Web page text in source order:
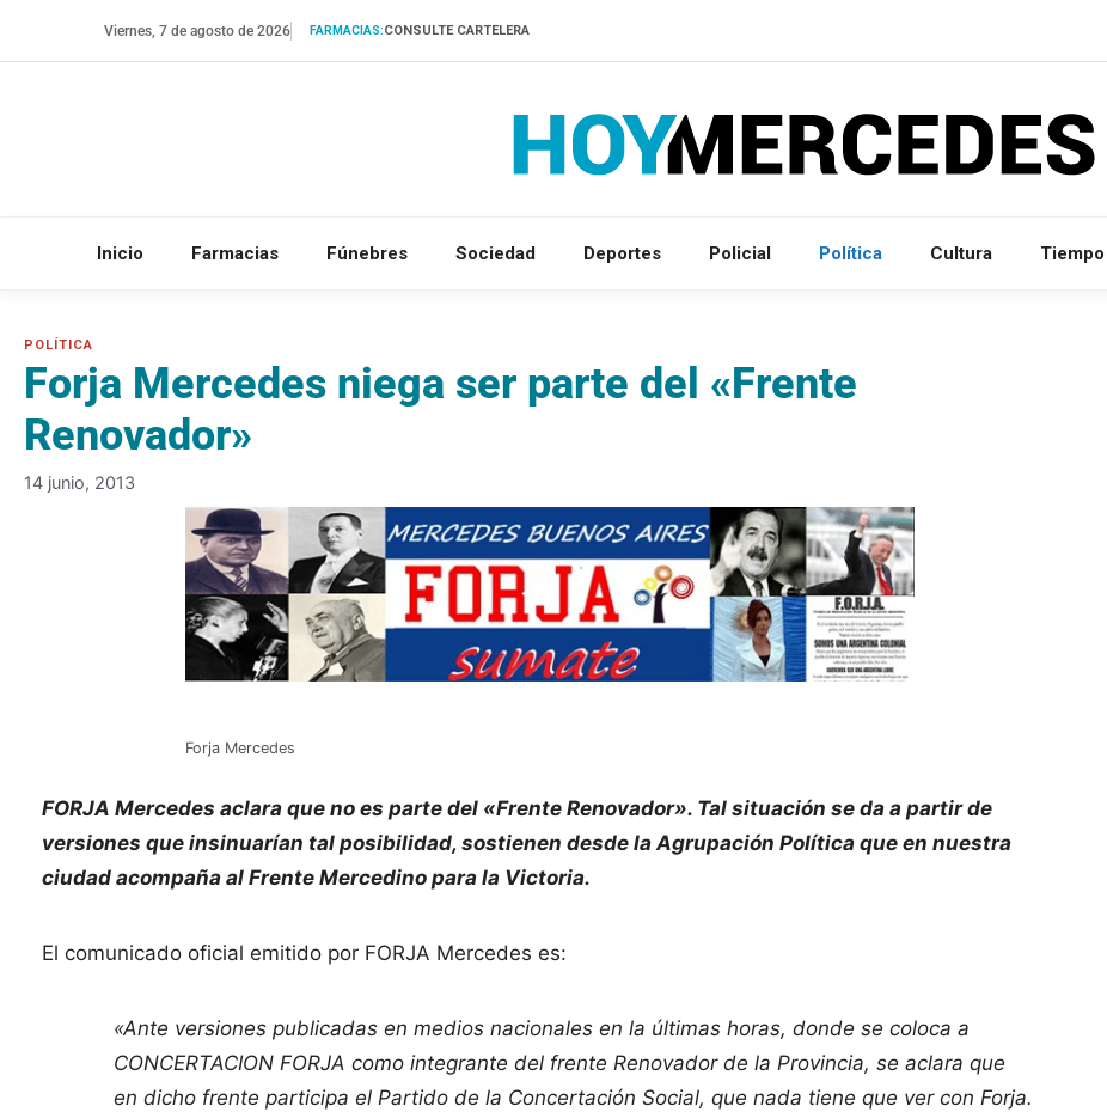
Viernes, 7 de agosto de 2026 FARMACIAS:CONSULTE CARTELERA
Inicio Farmacias Fúnebres Sociedad Deportes Policial Política Cultura Tiempo
Forja Mercedes niega ser parte del «Frente
Renovador»
14 junio, 2013
Forja Mercedes
FORJA Mercedes aclara que no es parte del «Frente Renovador». Tal situación se da a partir de
versiones que insinuarían tal posibilidad, sostienen desde la Agrupación Política que en nuestra
ciudad acompaña al Frente Mercedino para la Victoria.
El comunicado oficial emitido por FORJA Mercedes es:
«Ante versiones publicadas en medios nacionales en la últimas horas, donde se coloca a
CONCERTACION FORJA como integrante del frente Renovador de la Provincia, se aclara que
en dicho frente participa el Partido de la Concertación Social, que nada tiene que ver con Forja.